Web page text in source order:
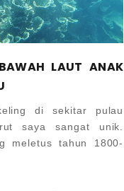
LAUT ANAK
di sekitar pulau
saya sangat unik.
meletus tahun 1800-